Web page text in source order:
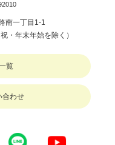
南一丁目1-1
・年末年始を除く）
覧
合わせ